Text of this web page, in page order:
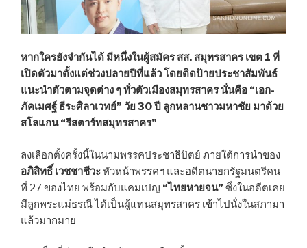
หากใครยังจำกันได้ มีหนึ่งในผู้สมัคร สส. สมุทรสาคร เขต 1 ที่
เปิดตัวมาตั้งแต่ช่วงปลายปีที่แล้ว โดยติดป้ายประชาสัมพันธ์
แนะนำตัวตามจุดต่าง ๆ ทั่วตัวเมืองสมุทรสาคร นั่นคือ “เอก-
ภัคเมศฐ์ ธีระศิลาเวทย์” วัย 30 ปี ลูกหลานชาวมหาชัย มาด้วย
สโลแกน “รีสตาร์ทสมุทรสาคร”
ลงเลือกตั้งครั้งนี้ในนามพรรคประชาธิปัตย์ ภายใต้การนำของ
อภิสิทธิ์ เวชชาชีวะหัวหน้าพรรคฯ และอดีตนายกรัฐมนตรีคน
ที่ 27 ของไทย พร้อมกับแคมเปญ “ไทยหายจน” ซึ่งในอดีตเคย
มีลูกพระแม่ธรณี ได้เป็นผู้แทนสมุทรสาคร เข้าไปนั่งในสภามา
แล้วมากมาย